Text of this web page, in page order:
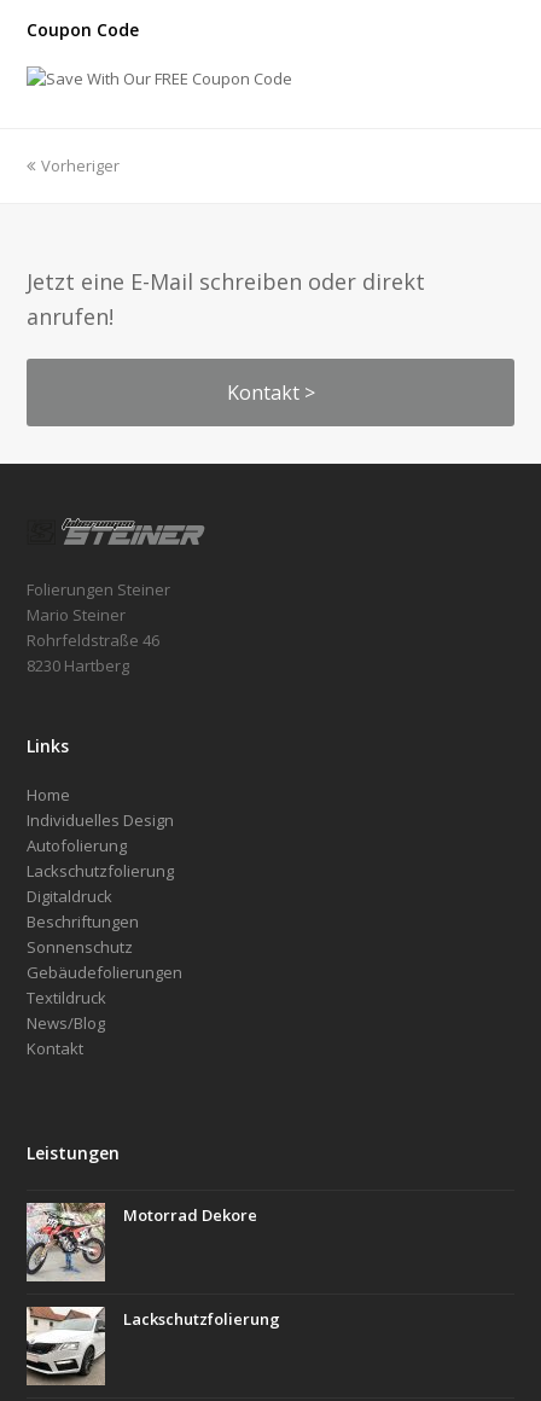
Coupon Code
Vorheriger
Jetzt eine E-Mail schreiben oder direkt
anrufen!
Kontakt >
Folierungen Steiner
Mario Steiner
Rohrfeldstraße 46
8230 Hartberg
Links
Home
Individuelles Design
Autofolierung
Lackschutzfolierung
Digitaldruck
Beschriftungen
Sonnenschutz
Gebäudefolierungen
Textildruck
News/Blog
Kontakt
Leistungen
Motorrad Dekore
Lackschutzfolierung